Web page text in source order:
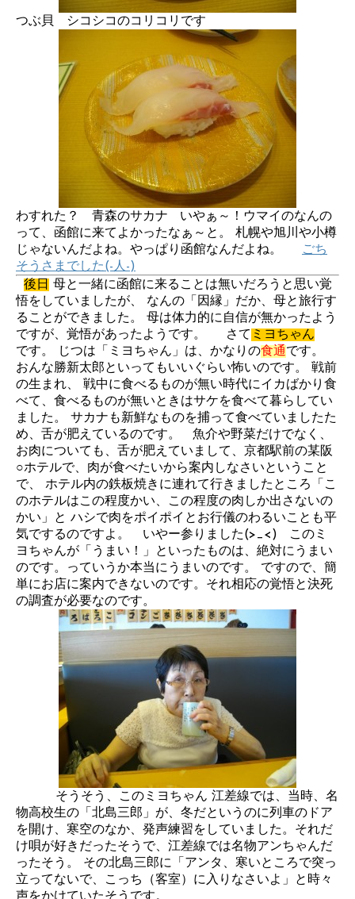
つぶ貝 シコシコのコリコリです
わすれた？ 青森のサカナ いやぁ～！ウマイのなんの
って、函館に来てよかったなぁ～と。 札幌や旭川や小樽
じゃないんだよね。やっぱり函館なんだよね。
ごち
そうさまでした(-人-)
後日 母と一緒に函館に来ることは無いだろうと思い覚
悟をしていましたが、 なんの「因縁」だか、母と旅行す
ることができました。 母は体力的に自信が無かったよう
ですが、覚悟があったようです。 さて ミヨちゃん
です。 じつは「ミヨちゃん」は、かなりの食通です。
おんな勝新太郎といってもいいぐらい怖いのです。 戦前
の生まれ、 戦中に食べるものが無い時代にイカばかり食
べて、食べるものが無いときはサケを食べて暮らしてい
ました。 サカナも新鮮なものを捕って食べていましたた
め、舌が肥えているのです。 魚介や野菜だけでなく、
お肉についても、舌が肥えていまして、京都駅前の某阪
○ホテルで、肉が食べたいから案内しなさいということ
で、 ホテル内の鉄板焼きに連れて行きましたところ「こ
のホテルはこの程度かい、この程度の肉しか出さないの
かい」と ハシで肉をポイポイとお行儀のわるいことも平
気でするのですよ。 いやー参りました(>_<) このミ
ヨちゃんが「うまい！」といったものは、絶対にうまい
のです。っていうか本当にうまいのです。 ですので、簡
単にお店に案内できないのです。それ相応の覚悟と決死
の調査が必要なのです。
そうそう、このミヨちゃん 江差線では、当時、名
物高校生の「北島三郎」が、冬だというのに列車のドア
を開け、寒空のなか、発声練習をしていました。それだ
け唄が好きだったそうで、江差線では名物アンちゃんだ
ったそう。 その北島三郎に「アンタ、寒いところで突っ
立ってないで、こっち（客室）に入りなさいよ」と時々